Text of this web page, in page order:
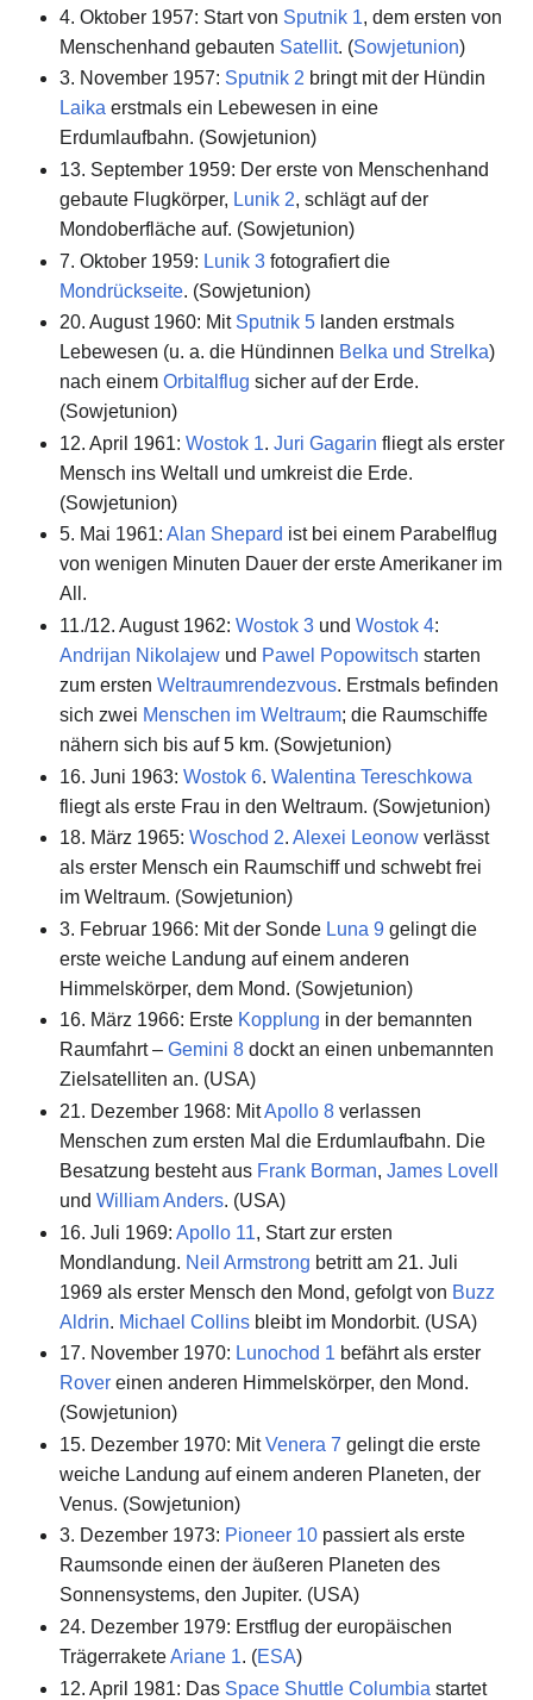
4. Oktober 1957: Start von Sputnik 1, dem ersten von
Menschenhand gebauten Satellit. (Sowjetunion)
3. November 1957: Sputnik 2 bringt mit der Hündin
Laikaerstmals ein Lebewesen in eine
Erdumlaufbahn. (Sowjetunion)
13. September 1959: Der erste von Menschenhand
gebaute Flugkörper, Lunik 2, schlägt auf der
Mondoberfläche auf. (Sowjetunion)
7. Oktober 1959: Lunik 3fotografiert die
Mondrückseite. (Sowjetunion)
20. August 1960: Mit Sputnik 5landen erstmals
Lebewesen (u. a. die Hündinnen Belka und Strelka)
nach einem Orbitalflug sicher auf der Erde.
(Sowjetunion)
12. April 1961: Wostok 1. Juri Gagarin fliegt als erster
Mensch ins Weltall und umkreist die Erde.
(Sowjetunion)
5. Mai 1961: Alan Shepard ist bei einem Parabelflug
von wenigen Minuten Dauer der erste Amerikaner im
All.
11./12. August 1962: Wostok 3und Wostok 4:
Andrijan Nikolajewund Pawel Popowitsch starten
zum ersten Weltraumrendezvous. Erstmals befinden
sich zwei Menschen im Weltraum; die Raumschiffe
nähern sich bis auf 5 km. (Sowjetunion)
16. Juni 1963: Wostok 6. Walentina Tereschkowa
fliegt als erste Frau in den Weltraum. (Sowjetunion)
18. März 1965: Woschod 2. Alexei Leonowverlässt
als erster Mensch ein Raumschiff und schwebt frei
im Weltraum. (Sowjetunion)
3. Februar 1966: Mit der Sonde Luna 9gelingt die
erste weiche Landung auf einem anderen
Himmelskörper, dem Mond. (Sowjetunion)
16. März 1966: Erste Kopplung in der bemannten
Raumfahrt – Gemini 8dockt an einen unbemannten
Zielsatelliten an. (USA)
21. Dezember 1968: MitApollo 8verlassen
Menschen zum ersten Mal die Erdumlaufbahn. Die
Besatzung besteht aus Frank Borman, James Lovell
und William Anders. (USA)
16. Juli 1969: Apollo 11, Start zur ersten
Mondlandung. Neil Armstrong betritt am 21. Juli
1969 als erster Mensch den Mond, gefolgt von Buzz
Aldrin. Michael Collinsbleibt im Mondorbit. (USA)
17. November 1970: Lunochod 1 befährt als erster
Rovereinen anderen Himmelskörper, den Mond.
(Sowjetunion)
15. Dezember 1970: MitVenera 7 gelingt die erste
weiche Landung auf einem anderen Planeten, der
Venus. (Sowjetunion)
3. Dezember 1973: Pioneer 10passiert als erste
Raumsonde einen der äußeren Planeten des
Sonnensystems, den Jupiter. (USA)
24. Dezember 1979: Erstflug der europäischen
TrägerraketeAriane 1. (ESA)
12. April 1981: Das Space Shuttle Columbia startet